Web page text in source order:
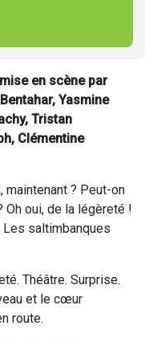
en scène par
Yasmine
Tristan
Clémentine
maintenant ? Peut-on
Oh oui, de la légèreté !
saltimbanques
Théâtre. Surprise.
et le cœur
route.